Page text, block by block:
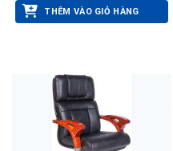
THÊM VÀO GIỎ HÀNG